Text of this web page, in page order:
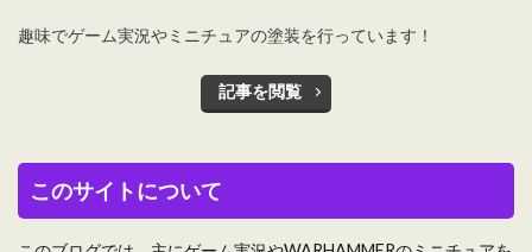
趣味でゲーム実況やミニチュアの塗装を行っています！
記事を閲覧
このサイトについて